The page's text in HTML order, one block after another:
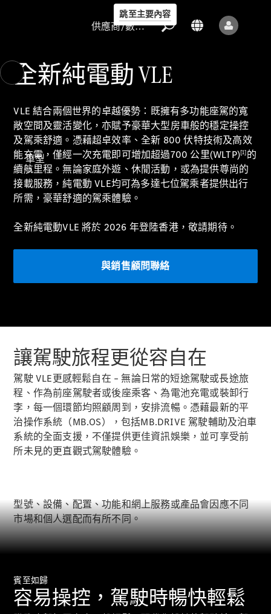
跳至主要內容
供應商/數據
保護
車型
房車
All Saloons
CLA
Saloon
C-
Class
Saloon
全新型號 純電動
S-Class
Saloon
Mercedes-
供應商/數據保護
全新純電動 VLE
VLE 結合兩個世界的卓越優勢：既擁有多功能座駕的寬
敞空間及靈活變化，亦賦予豪華大型房車般的穩定操控
及駕乘舒適。憑藉超卓效率、全新 800 伏特技術及高效
能充電，僅經一次充電即可增加超過700 公里(WLTP)[1]的
續航里程。無論家庭外遊、休閒活動，或為提供尊尚的
接載服務，純電動VLE均可為多達七位駕乘者提供出行
所需，豪華舒適的駕乘體驗。
全新純電動VLE 將於 2026 年登陸香港，敬請期待。
與銷售顧問聯絡
讓駕駛旅程更從容自在
駕駛 VLE更感輕鬆自在 – 無論日常的短途駕駛或長途旅
程、作為前座駕駛者或後座乘客、為電池充電或裝卸行
李，每一個環節均照顧周到，安排流暢。憑藉最新的平
治操作系統（MB.OS），包括MB.DRIVE 駕駛輔助及泊車
系統的全面支援，不僅提供更佳資訊娛樂，並可享受前
所未見的更直觀式駕駛體驗。
型號、設備、配置、功能和網上服務或產品會因應不同
市場和個人選配而有所不同。
賓至如歸
容易操控，駕駛時暢快輕鬆